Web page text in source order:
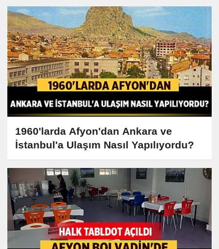
1960'larda Afyon'dan Ankara ve
İstanbul'a Ulaşım Nasıl Yapılıyordu?